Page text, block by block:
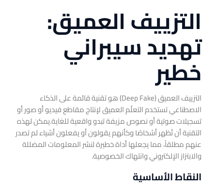
التزييف العميق:
تهديد سيبراني
خطير
التزييف العميق (Deep Fake) هو تقنية قائمة على الذكاء
الاصطناعي تستخدم التعلّم العميق لإنتاج مقاطع فيديو أو صور أو
تسجيلات صوتية أو نصوص مزيفة تبدو واقعية للغاية.يمكن لهذه
التقنية أن تُظهر أشخاصًا وكأنهم يقولون أو يفعلون أشياء لم تصدر
عنهم مطلقاً، مما يجعلها أداة خطيرة لنشر المعلومات المضللة
والابتزاز الإلكتروني وانتهاك الخصوصية.
النقاط الأساسية